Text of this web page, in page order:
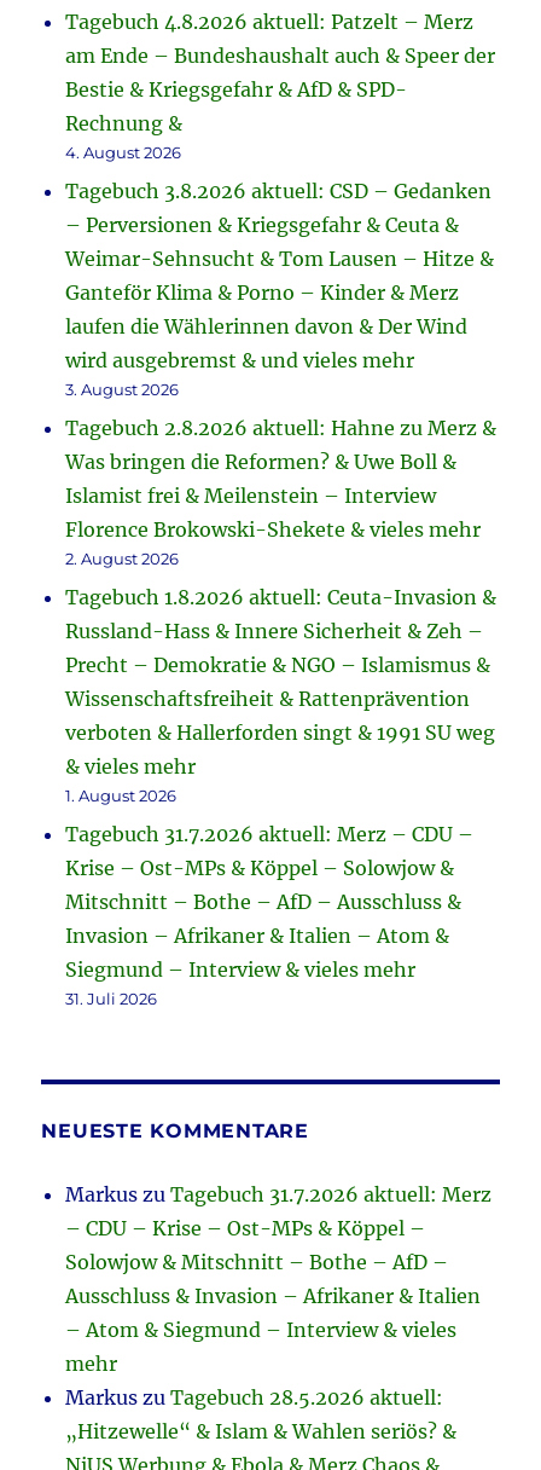
Tagebuch 4.8.2026 aktuell: Patzelt – Merz
am Ende – Bundeshaushalt auch & Speer der
Bestie & Kriegsgefahr & AfD & SPD-
Rechnung &
4. August 2026
Tagebuch 3.8.2026 aktuell: CSD – Gedanken
– Perversionen & Kriegsgefahr & Ceuta &
Weimar-Sehnsucht & Tom Lausen – Hitze &
Ganteför Klima & Porno – Kinder & Merz
laufen die Wählerinnen davon & Der Wind
wird ausgebremst & und vieles mehr
3. August 2026
Tagebuch 2.8.2026 aktuell: Hahne zu Merz &
Was bringen die Reformen? & Uwe Boll &
Islamist frei & Meilenstein – Interview
Florence Brokowski-Shekete & vieles mehr
2. August 2026
Tagebuch 1.8.2026 aktuell: Ceuta-Invasion &
Russland-Hass & Innere Sicherheit & Zeh –
Precht – Demokratie & NGO – Islamismus &
Wissenschaftsfreiheit & Rattenprävention
verboten & Hallerforden singt & 1991 SU weg
& vieles mehr
1. August 2026
Tagebuch 31.7.2026 aktuell: Merz – CDU –
Krise – Ost-MPs & Köppel – Solowjow &
Mitschnitt – Bothe – AfD – Ausschluss &
Invasion – Afrikaner & Italien – Atom &
Siegmund – Interview & vieles mehr
31. Juli 2026
NEUESTE KOMMENTARE
Markus zuTagebuch 31.7.2026 aktuell: Merz
– CDU – Krise – Ost-MPs & Köppel –
Solowjow & Mitschnitt – Bothe – AfD –
Ausschluss & Invasion – Afrikaner & Italien
– Atom & Siegmund – Interview & vieles
mehr
Markus zuTagebuch 28.5.2026 aktuell:
„Hitzewelle“ & Islam & Wahlen seriös? &
NiUS Werbung & Ebola & Merz Chaos &